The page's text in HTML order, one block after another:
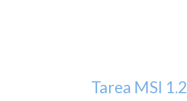
Tarea MSI 1.2